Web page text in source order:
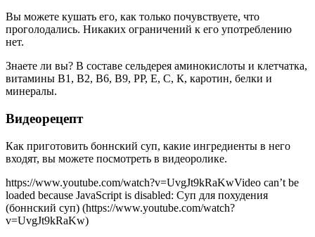
Вы можете кушать его, как только почувствуете, что
проголодались. Никаких ограничений к его употреблению
нет.
Знаете ли вы? В составе сельдерея аминокислоты и клетчатка,
витамины В1, В2, В6, В9, РР, Е, С, К, каротин, белки и
минералы.
Видеорецепт
Как приготовить боннский суп, какие ингредиенты в него
входят, вы можете посмотреть в видеоролике.
https://www.youtube.com/watch?v=UvgJt9kRaKwVideo can’t be
loaded because JavaScript is disabled: Суп для похудения
(боннский суп) (https://www.youtube.com/watch?
v=UvgJt9kRaKw)